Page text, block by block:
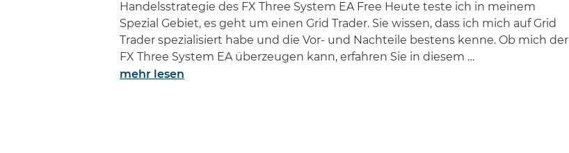
Handelsstrategie des FX Three System EA Free Heute teste ich in meinem
Spezial Gebiet, es geht um einen Grid Trader. Sie wissen, dass ich mich auf Grid
Trader spezialisiert habe und die Vor- und Nachteile bestens kenne. Ob mich der
FX Three System EA überzeugen kann, erfahren Sie in diesem …
mehr lesen